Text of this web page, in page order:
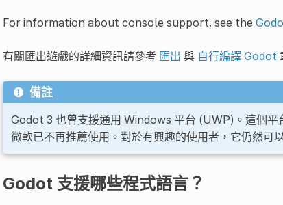
For information about console support, see the
有關匯出遊戲的詳細資訊請參考 匯出 與 自行編譯 Godot
備註
Godot 3 也曾支援通用 Windows 平台 (UWP)。這個
微軟已不再推薦使用。對於有興趣的使用者，它仍然可
Godot 支援哪些程式語言？